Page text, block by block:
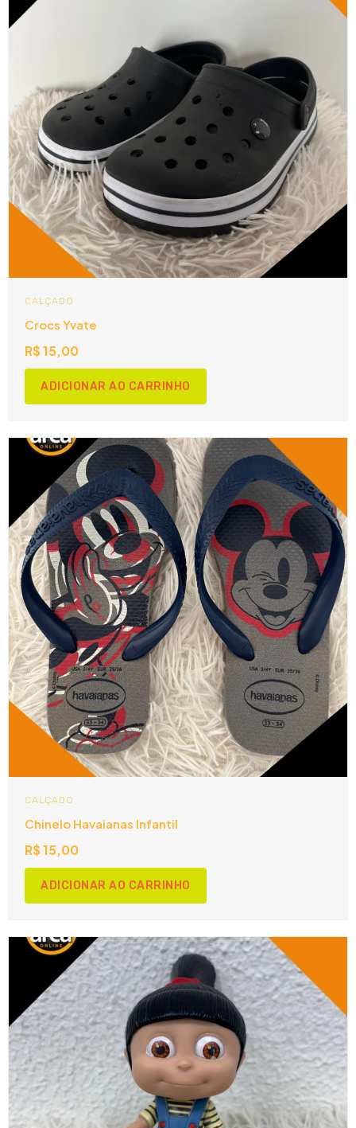
CALÇADO
Crocs Yvate
R$15,00
ADICIONAR AO CARRINHO
CALÇADO
Chinelo Havaianas Infantil
R$15,00
ADICIONAR AO CARRINHO